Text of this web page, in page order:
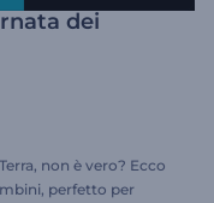
dei
non è vero? Ecco
perfetto per